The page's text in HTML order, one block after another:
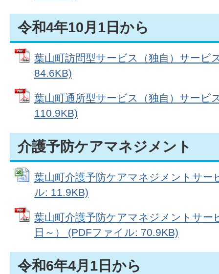
令和4年10月1日から
葉山町訪問型サービス（独自）サービ
84.6KB)
葉山町通所型サービス（独自）サービ
110.9KB)
介護予防ケアマネジメント
葉山町介護予防ケアマネジメントサー
ル: 11.9KB)
葉山町介護予防ケアマネジメントサー
日～） (PDFファイル: 70.9KB)
令和6年4月1日から